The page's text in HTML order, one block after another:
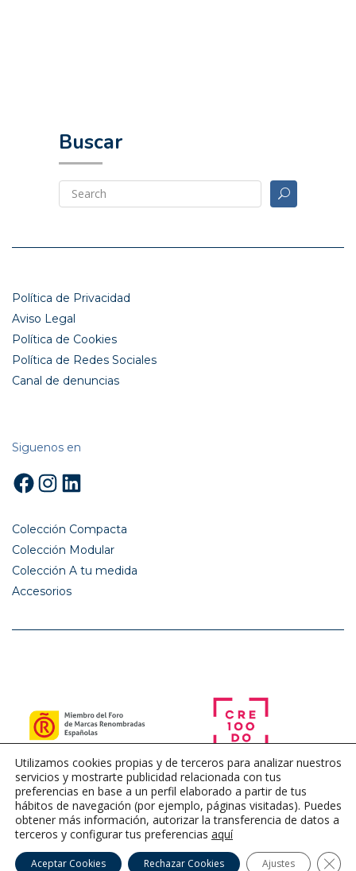
Buscar
Política de Privacidad
Aviso Legal
Política de Cookies
Política de Redes Sociales
Canal de denuncias
Siguenos en
Facebook
Instagram
LinkedIn
Colección Compacta
Colección Modular
Colección A tu medida
Accesorios
Utilizamos cookies propias y de terceros para analizar nuestros
servicios y mostrarte publicidad relacionada con tus
preferencias en base a un perfil elaborado a partir de tus
hábitos de navegación (por ejemplo, páginas visitadas). Puedes
obtener más información, autorizar la transferencia de datos a
terceros y configurar tus preferencias aquí
Aceptar Cookies Rechazar Cookies Ajustes